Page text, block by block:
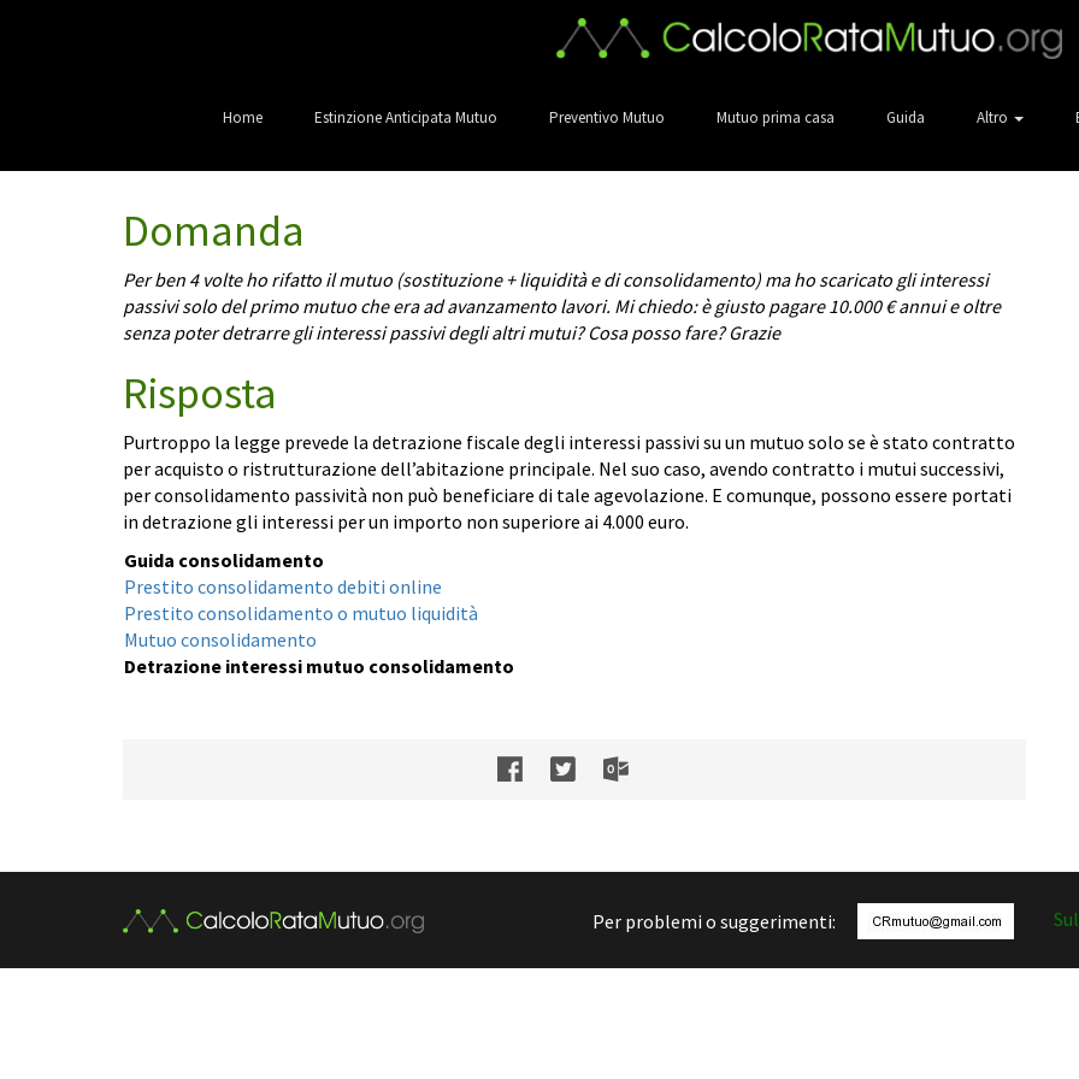
Home Estinzione Anticipata Mutuo Preventivo Mutuo Mutuo prima casa Guida Altro
Domanda
Per ben 4 volte ho rifatto il mutuo (sostituzione + liquidità e di consolidamento) ma ho scaricato gli interessi
passivi solo del primo mutuo che era ad avanzamento lavori. Mi chiedo: è giusto pagare 10.000 € annui e oltre
senza poter detrarre gli interessi passivi degli altri mutui? Cosa posso fare? Grazie
Risposta
Purtroppo la legge prevede la detrazione fiscale degli interessi passivi su un mutuo solo se è stato contratto
per acquisto o ristrutturazione dell’abitazione principale. Nel suo caso, avendo contratto i mutui successivi,
per consolidamento passività non può beneficiare di tale agevolazione. E comunque, possono essere portati
in detrazione gli interessi per un importo non superiore ai 4.000 euro.
Guida consolidamento
Prestito consolidamento debiti online
Prestito consolidamento o mutuo liquidità
Mutuo consolidamento
Detrazione interessi mutuo consolidamento
Per problemi o suggerimenti: